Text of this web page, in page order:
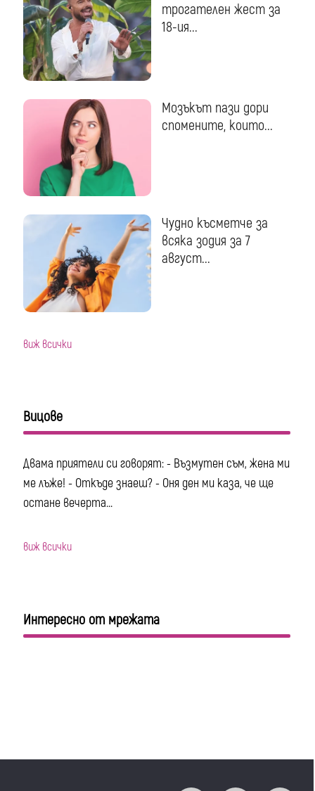
трогателен жест за
18-ия...
Мозъкът пази дори
спомените, които...
Чудно късметче за
всяка зодия за 7
август...
виж всички
Вицове
Двама приятели си говорят: - Възмутен съм, жена ми
ме лъже! - Откъде знаеш? - Оня ден ми каза, че ще
остане вечерта...
виж всички
Интересно от мрежата